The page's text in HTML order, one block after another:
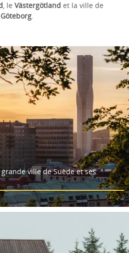
, le Västergötland et la ville de
Göteborg.
ville de Suède et ses